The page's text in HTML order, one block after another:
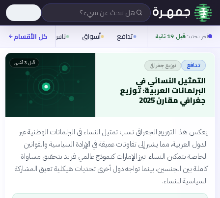
هل تبحث عن شيء؟
آخر تحديثقبل 19 ثانية تدافع أسواق ناس روح
كل الأقسام
تدافع توزيع جغرافي
التمثيل النسائي في
البرلمانات العربية: توزيع
جغرافي مقارن 2025
قبل 3 أشهر
يعكس هذا التوزيع الجغرافي نسب تمثيل النساء في البرلمانات الوطنية عبر
الدول العربية، مما يشير إلى تفاوتات عميقة في الإرادة السياسية والقوانين
الخاصة بتمكين النساء. تبرز الإمارات كنموذج عالمي فريد بتحقيق مساواة
كاملة بين الجنسين، بينما تواجه دول أخرى تحديات هيكلية تعيق المشاركة
السياسية للنساء.